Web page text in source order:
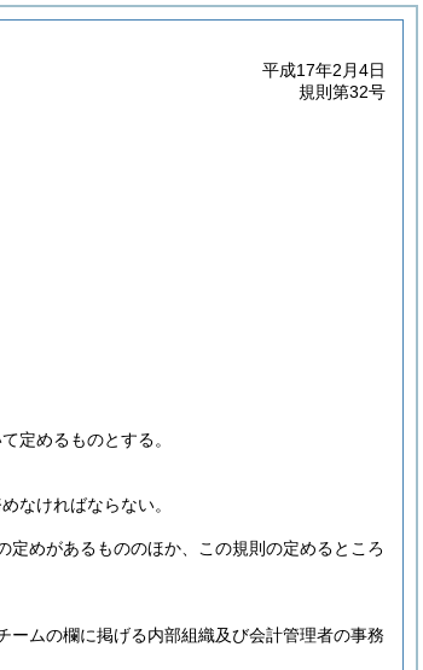
平成17年2月4日
規則第32号
定めるものとする。
なければならない。
めがあるもののほか、この規則の定めるところ
ームの欄に掲げる内部組織及び会計管理者の事務